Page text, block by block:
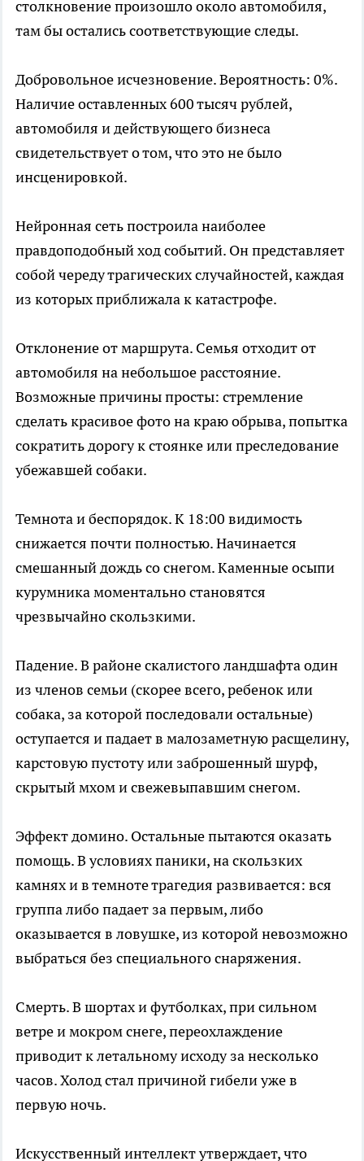
столкновение произошло около автомобиля,
там бы остались соответствующие следы.
Добровольное исчезновение. Вероятность: 0%.
Наличие оставленных 600 тысяч рублей,
автомобиля и действующего бизнеса
свидетельствует о том, что это не было
инсценировкой.
Нейронная сеть построила наиболее
правдоподобный ход событий. Он представляет
собой череду трагических случайностей, каждая
из которых приближала к катастрофе.
Отклонение от маршрута. Семья отходит от
автомобиля на небольшое расстояние.
Возможные причины просты: стремление
сделать красивое фото на краю обрыва, попытка
сократить дорогу к стоянке или преследование
убежавшей собаки.
Темнота и беспорядок. К 18:00 видимость
снижается почти полностью. Начинается
смешанный дождь со снегом. Каменные осыпи
курумника моментально становятся
чрезвычайно скользкими.
Падение. В районе скалистого ландшафта один
из членов семьи (скорее всего, ребенок или
собака, за которой последовали остальные)
оступается и падает в малозаметную расщелину,
карстовую пустоту или заброшенный шурф,
скрытый мхом и свежевыпавшим снегом.
Эффект домино. Остальные пытаются оказать
помощь. В условиях паники, на скользких
камнях и в темноте трагедия развивается: вся
группа либо падает за первым, либо
оказывается в ловушке, из которой невозможно
выбраться без специального снаряжения.
Смерть. В шортах и футболках, при сильном
ветре и мокром снеге, переохлаждение
приводит к летальному исходу за несколько
часов. Холод стал причиной гибели уже в
первую ночь.
Искусственный интеллект утверждает, что